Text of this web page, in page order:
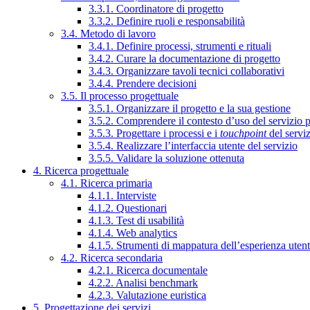
3.3.1. Coordinatore di progetto
3.3.2. Definire ruoli e responsabilità
3.4. Metodo di lavoro
3.4.1. Definire processi, strumenti e rituali
3.4.2. Curare la documentazione di progetto
3.4.3. Organizzare tavoli tecnici collaborativi
3.4.4. Prendere decisioni
3.5. Il processo progettuale
3.5.1. Organizzare il progetto e la sua gestione
3.5.2. Comprendere il contesto d’uso del servizio
3.5.3. Progettare i processi e i touchpointdel
3.5.4. Realizzare l’interfaccia utente del servizio
3.5.5. Validare la soluzione ottenuta
4. Ricerca progettuale
4.1. Ricerca primaria
4.1.1. Interviste
4.1.2. Questionari
4.1.3. Test di usabilità
4.1.4. Web analytics
4.1.5. Strumenti di mappatura dell’esperienza
4.2. Ricerca secondaria
4.2.1. Ricerca documentale
4.2.2. Analisi benchmark
4.2.3. Valutazione euristica
5. Progettazione dei servizi